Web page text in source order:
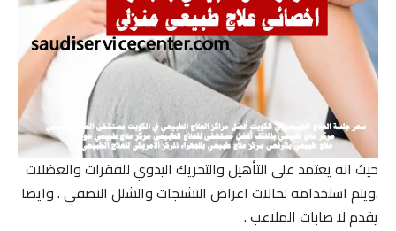
حيث انه يعتمد على التأهيل والتحريك اليدوي للفقرات والعضلات
.ويتم استخدامه لحالات اعراض التشنجات والشلل النصفي . وايضا
يقدم لا صابات الملاعب .